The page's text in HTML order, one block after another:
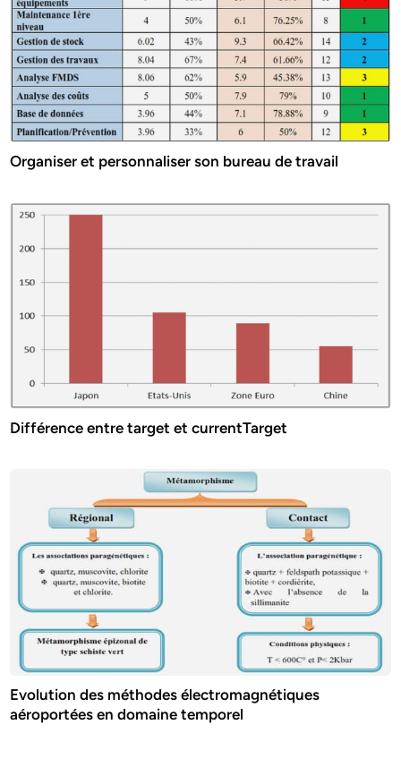
Organiser et personnaliser son bureau de travail
Différence entre target et currentTarget
Evolution des méthodes électromagnétiques
aéroportées en domaine temporel